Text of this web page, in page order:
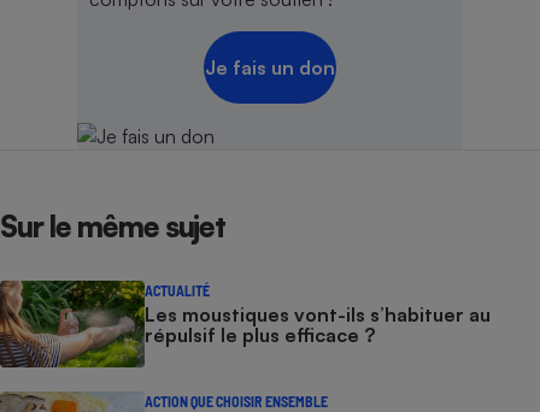
Je fais un don
Sur le même sujet
ACTUALITÉ
Les moustiques vont-ils s’habituer au
répulsif le plus efficace ?
ACTION QUE CHOISIR ENSEMBLE